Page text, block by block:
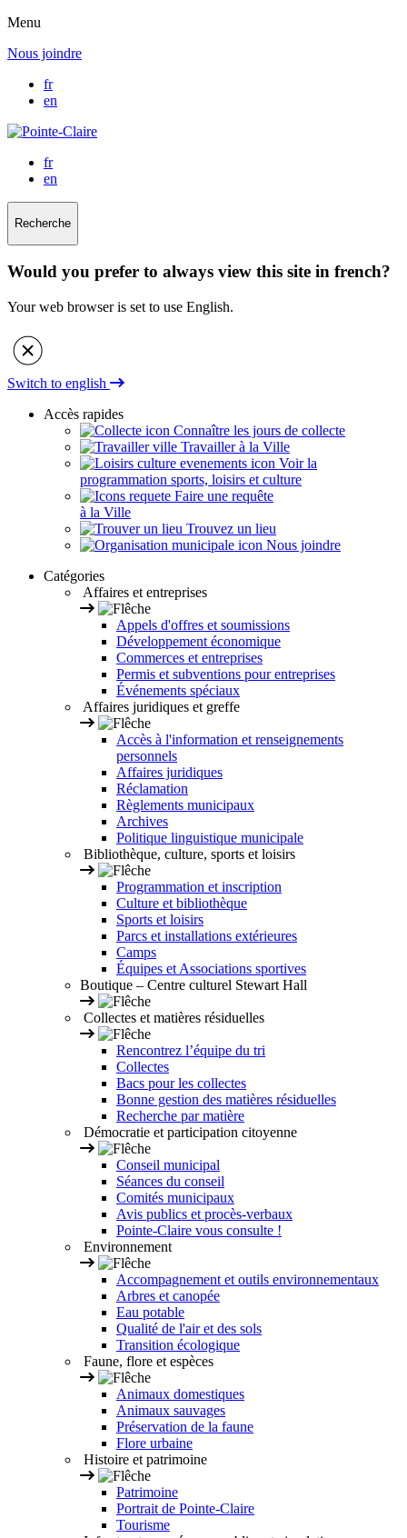
Menu
Nous joindre
fr
en
fr
en
Recherche
Would you prefer to always view this site in french?
Your web browser is set to use English.
Switch to english
Accès rapides
Connaître les jours de collecte
Travailler à la Ville
Voir la
programmation sports, loisirs et culture
Faire une requête
à la Ville
Trouvez un lieu
Nous joindre
Catégories
Affaires et entreprises
Appels d'offres et soumissions
Développement économique
Commerces et entreprises
Permis et subventions pour entreprises
Événements spéciaux
Affaires juridiques et greffe
Accès à l'information et renseignements
personnels
Affaires juridiques
Réclamation
Règlements municipaux
Archives
Politique linguistique municipale
Bibliothèque, culture, sports et loisirs
Programmation et inscription
Culture et bibliothèque
Sports et loisirs
Parcs et installations extérieures
Camps
Équipes et Associations sportives
Boutique – Centre culturel Stewart Hall
Collectes et matières résiduelles
Rencontrez l’équipe du tri
Collectes
Bacs pour les collectes
Bonne gestion des matières résiduelles
Recherche par matière
Démocratie et participation citoyenne
Conseil municipal
Séances du conseil
Comités municipaux
Avis publics et procès-verbaux
Pointe-Claire vous consulte !
Environnement
Accompagnement et outils environnementaux
Arbres et canopée
Eau potable
Qualité de l'air et des sols
Transition écologique
Faune, flore et espèces
Animaux domestiques
Animaux sauvages
Préservation de la faune
Flore urbaine
Histoire et patrimoine
Patrimoine
Portrait de Pointe-Claire
Tourisme